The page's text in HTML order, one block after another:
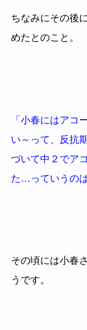
ちなみにその後
めたとのこと。
「小春にはアコ
い～って、反抗
づいて中２でア
た…っていうの
その頃には小春
うです。